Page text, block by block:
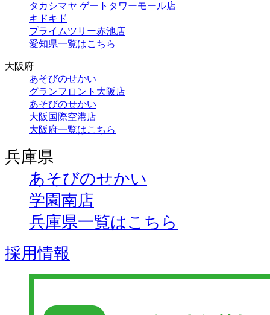
タカシマヤ ゲートタワーモール店
キドキド
プライムツリー赤池店
愛知県一覧はこちら
大阪府
あそびのせかい
グランフロント大阪店
あそびのせかい
大阪国際空港店
大阪府一覧はこちら
兵庫県
あそびのせかい
学園南店
兵庫県一覧はこちら
採用情報